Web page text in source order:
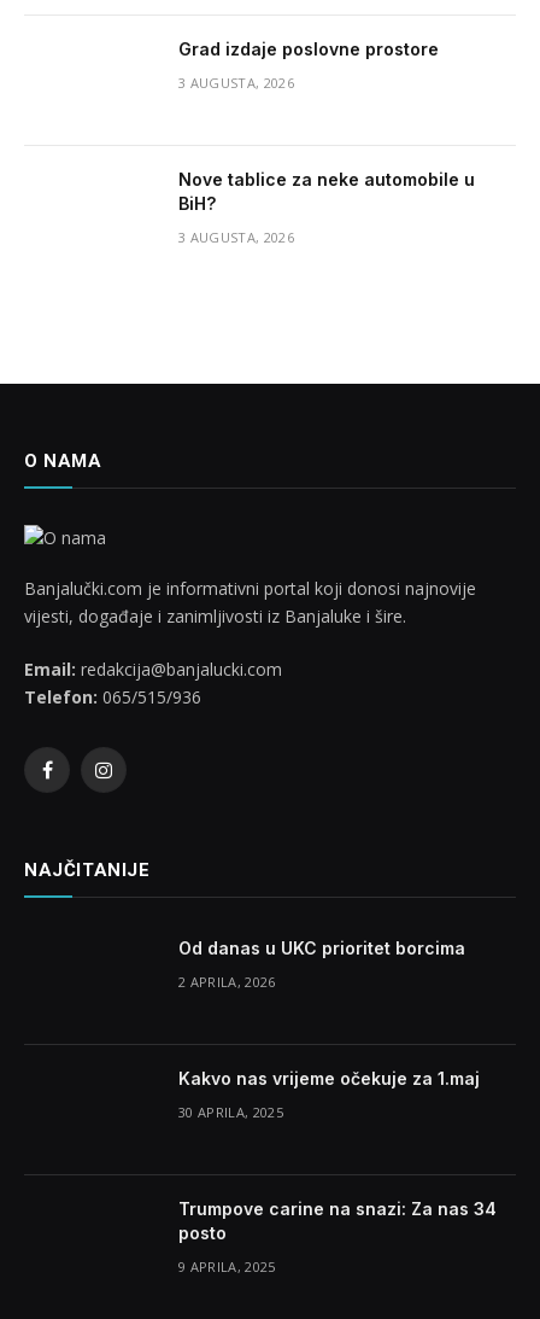
Grad izdaje poslovne prostore
3 AUGUSTA, 2026
Nove tablice za neke automobile u
BiH?
3 AUGUSTA, 2026
O NAMA
Banjalučki.com je informativni portal koji donosi najnovije
vijesti, događaje i zanimljivosti iz Banjaluke i šire.
Email: redakcija@banjalucki.com
Telefon: 065/515/936
FacebookInstagram
NAJČITANIJE
Od danas u UKC prioritet borcima
2 APRILA, 2026
Kakvo nas vrijeme očekuje za 1.maj
30 APRILA, 2025
Trumpove carine na snazi: Za nas 34
posto
9 APRILA, 2025